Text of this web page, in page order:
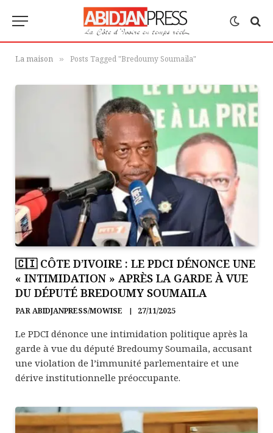
La maison » Posts Tagged "Bredoumy Soumaïla"
🇨🇮 CÔTE D’IVOIRE : LE PDCI DÉNONCE UNE
« INTIMIDATION » APRÈS LA GARDE À VUE
DU DÉPUTÉ BREDOUMY SOUMAILA
PARABIDJANPRESS/MOWISE 27/11/2025
Le PDCI dénonce une intimidation politique après la
garde à vue du député Bredoumy Soumaila, accusant
une violation de l’immunité parlementaire et une
dérive institutionnelle préoccupante.